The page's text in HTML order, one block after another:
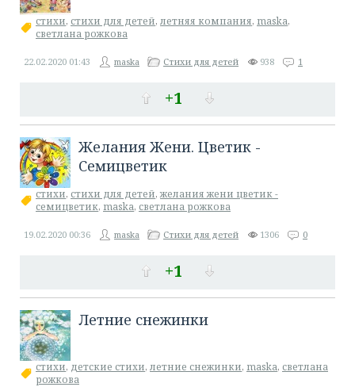
стихи, стихи для детей, летняя компания, maska,
светлана рожкова
+1
22.02.2020 01:43 maska Стихи для детей 938 1
​Желания Жени. Цветик -
Семицветик
стихи, стихи для детей,желания жени цветик -
семицветик, maska, светлана рожкова
+1
19.02.2020 00:36 maska Стихи для детей 1306 0
Летние снежинки
стихи, детские стихи, летние снежинки, maska, светлана
рожкова